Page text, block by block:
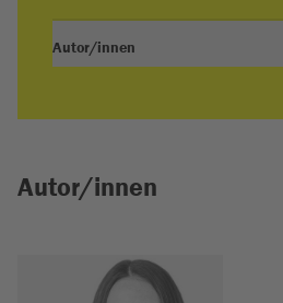
Autor/innen
Autor/innen